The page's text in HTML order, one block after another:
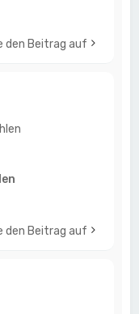
den Beitrag auf
den Beitrag auf